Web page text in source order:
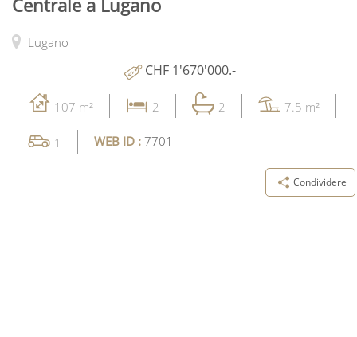
Lugano
CHF 1'670'000.-
107 m² 2 2 7.5 m²
1 WEB ID : 7701
Condividere